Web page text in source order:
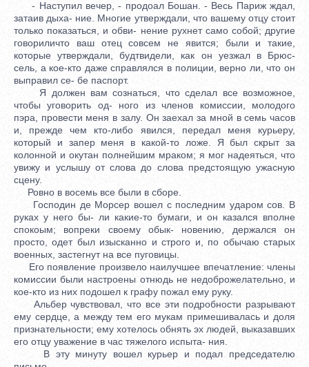
- Наступил вечер, - продоал Бошан. - Весь Париж ждал,
затаив дыха- ние. Многие утверждали, что вашему отцу стоит
только показаться, и обви- нение рухнет само собой; другие
говориличто ваш отец совсем не явится; были и такие,
которые утверждали, будтвидели, как он уезжал в Брюс-
сель, а кое-кто даже справлялся в полиции, верно ли, что он
выправил се- бе паспорт.
Я должен вам сознаться, что сделал все возможное,
чтобы уговорить од- ного из членов комиссии, молодого
пэра, провести меня в залу. Он заехал за мной в семь часов
и, прежде чем кто-либо явился, передал меня курьеру,
который и запер меня в какой-то ложе. Я был скрыт за
колонной и окутан полнейшим мраком; я мог надеяться, что
увижу и услышу от слова до слова предстоящую ужасную
сцену.
Ровно в восемь все были в сборе.
Господин де Морсер вошел с последним ударом сов. В
руках у него бы- ли какие-то бумаги, и он казался вполне
спокоым; вопреки своему обык- новению, держался он
просто, одет был изысканно и строго и, по обычаю старых
военных, застегнут на все пуговицы.
Его появление произвело наилучшее впечатление: члены
комиссии были настроены отнюдь не недоброжелательно, и
кое-кто из них подошел к графу пожал ему руку.
Альбер чувствовал, что все эти подробности разрывают
ему сердце, а между тем его мукам примешивалась и доля
признательности; ему хотелось обнять эх людей, выказавших
его отцу уважение в час тяжелого испыта- ния.
В эту минуту вошел курьер и подал председателю